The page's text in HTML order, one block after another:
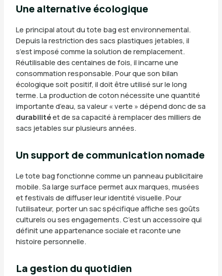
Une alternative écologique
Le principal atout du tote bag est environnemental.
Depuis la restriction des sacs plastiques jetables, il
s’est imposé comme la solution de remplacement.
Réutilisable des centaines de fois, il incarne une
consommation responsable. Pour que son bilan
écologique soit positif, il doit être utilisé sur le long
terme. La production de coton nécessite une quantité
importante d’eau, sa valeur « verte » dépend donc de sa
durabilitéet de sa capacité à remplacer des milliers de
sacs jetables sur plusieurs années.
Un support de communication nomade
Le tote bag fonctionne comme un panneau publicitaire
mobile. Sa large surface permet aux marques, musées
et festivals de diffuser leur identité visuelle. Pour
l’utilisateur, porter un sac spécifique affiche ses goûts
culturels ou ses engagements. C’est un accessoire qui
définit une appartenance sociale et raconte une
histoire personnelle.
La gestion du quotidien